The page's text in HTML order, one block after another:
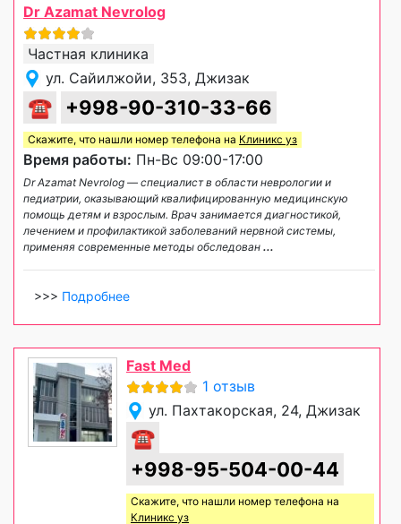
Dr Azamat Nevrolog
Частная клиника
ул. Сайилжойи, 353, Джизак
☎ +998-90-310-33-66
Скажите, что нашли номер телефона на Клиникс уз
Время работы: Пн-Вс 09:00-17:00
Dr Azamat Nevrolog — специалист в области неврологии и
педиатрии, оказывающий квалифицированную медицинскую
помощь детям и взрослым. Врач занимается диагностикой,
лечением и профилактикой заболеваний нервной системы,
применяя современные методы обследован ...
>>> Подробнее
Fast Med
1 отзыв
ул. Пахтакорская, 24, Джизак
☎
+998-95-504-00-44
Скажите, что нашли номер телефона на
Клиникс уз